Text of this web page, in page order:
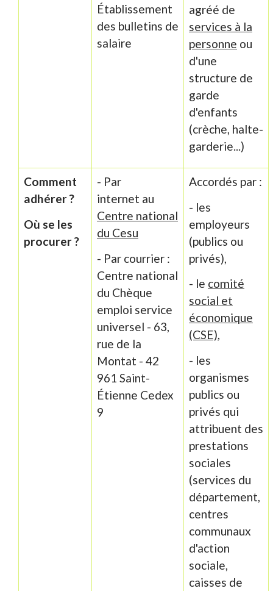
Établissement
des bulletins de
salaire
agréé de
services à la
personne ou
d'une
structure de
garde
d'enfants
(crèche, halte-
garderie...)
Comment
adhérer ?
Où se les
procurer ?
- Par
internet au
Centre national
du Cesu
- Par courrier :
Centre national
du Chèque
emploi service
universel - 63,
rue de la
Montat - 42
961 Saint-
Étienne Cedex
9
Accordés par :
- les
employeurs
(publics ou
privés),
- le comité
social et
économique
(CSE),
- les
organismes
publics ou
privés qui
attribuent des
prestations
sociales
(services du
département,
centres
communaux
d'action
sociale,
caisses de